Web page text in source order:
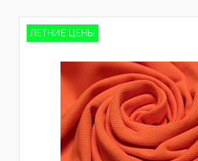
ЛЕТНИЕ ЦЕНЫ